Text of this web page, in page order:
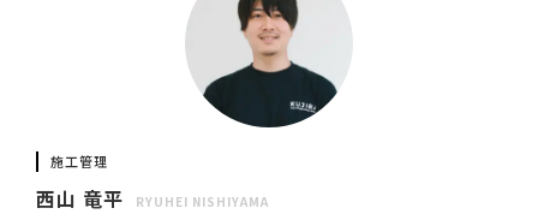
施工管理
西山 竜平 RYUHEI NISHIYAMA